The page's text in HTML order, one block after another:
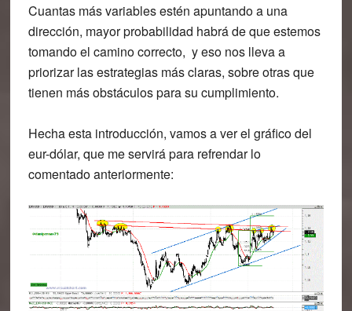
Cuantas más variables estén apuntando a una
dirección, mayor probabilidad habrá de que estemos
tomando el camino correcto, y eso nos lleva a
priorizar las estrategias más claras, sobre otras que
tienen más obstáculos para su cumplimiento.
Hecha esta introducción, vamos a ver el gráfico del
eur-dólar, que me servirá para refrendar lo
comentado anteriormente: